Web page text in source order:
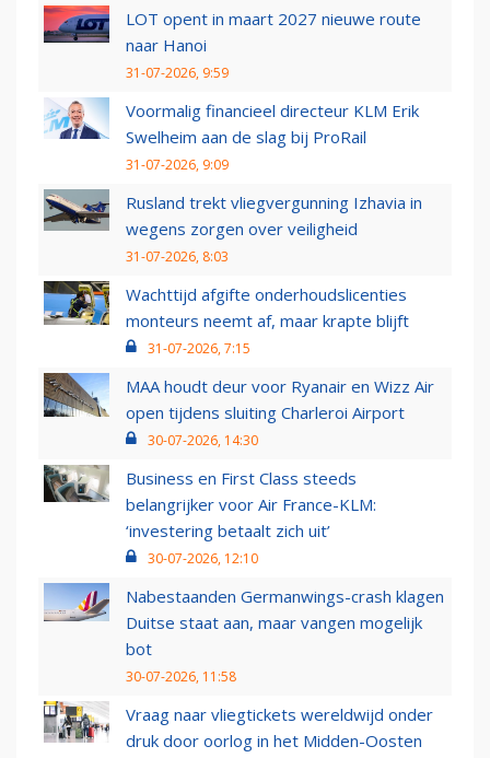
LOT opent in maart 2027 nieuwe route
naar Hanoi
31-07-2026, 9:59
Voormalig financieel directeur KLM Erik
Swelheim aan de slag bij ProRail
31-07-2026, 9:09
Rusland trekt vliegvergunning Izhavia in
wegens zorgen over veiligheid
31-07-2026, 8:03
Wachttijd afgifte onderhoudslicenties
monteurs neemt af, maar krapte blijft
31-07-2026, 7:15
MAA houdt deur voor Ryanair en Wizz Air
open tijdens sluiting Charleroi Airport
30-07-2026, 14:30
Business en First Class steeds
belangrijker voor Air France-KLM:
‘investering betaalt zich uit’
30-07-2026, 12:10
Nabestaanden Germanwings-crash klagen
Duitse staat aan, maar vangen mogelijk
bot
30-07-2026, 11:58
Vraag naar vliegtickets wereldwijd onder
druk door oorlog in het Midden-Oosten